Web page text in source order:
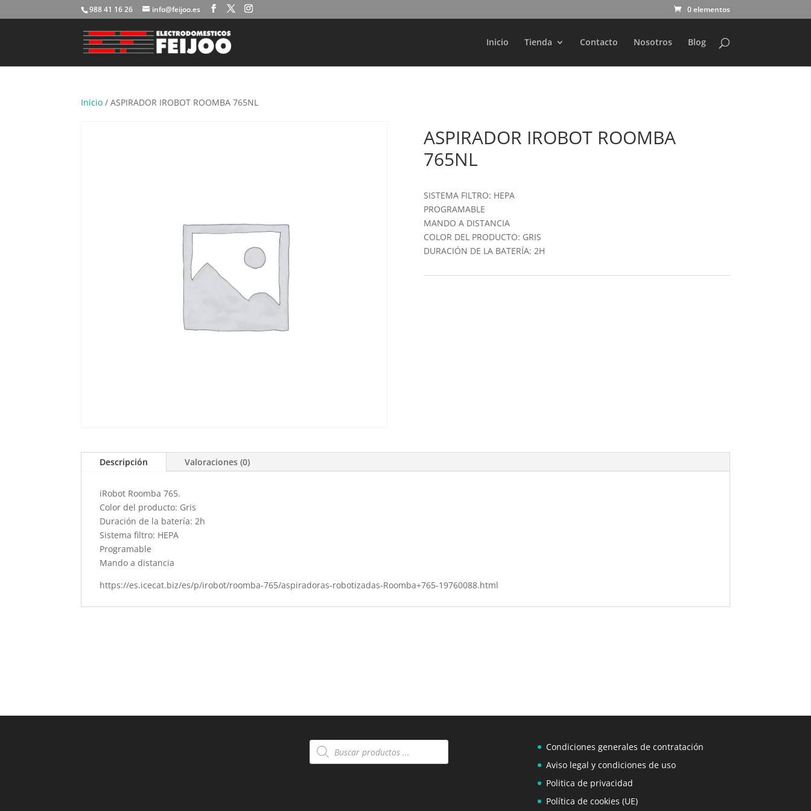
988 41 16 26 info@feijoo.es 0 elementos
Inicio Tienda Contacto Nosotros Blog
Búsqueda
productos
Inicio / ASPIRADOR IROBOT ROOMBA 765NL
ASPIRADOR IROBOT ROOMBA
765NL
SISTEMA FILTRO: HEPA
PROGRAMABLE
MANDO A DISTANCIA
COLOR DEL PRODUCTO: GRIS
DURACIÓN DE LA BATERÍA: 2H
Descripción Valoraciones (0)
iRobot Roomba 765.
Color del producto: Gris
Duración de la batería: 2h
Sistema filtro: HEPA
Programable
Mando a distancia
https://es.icecat.biz/es/p/irobot/roomba-765/aspiradoras-robotizadas-Roomba+765-19760088.html
Búsqueda
de
Condiciones generales de contratación
Aviso legal y condiciones de uso
Politica de privacidad
Política de cookies (UE)